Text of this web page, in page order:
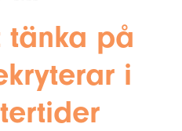
tänka på
i